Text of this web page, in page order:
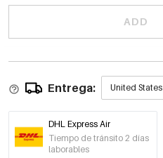
ADD
Entrega: United States
DHL Express Air
Tiempo de tránsito 2 días
laborables